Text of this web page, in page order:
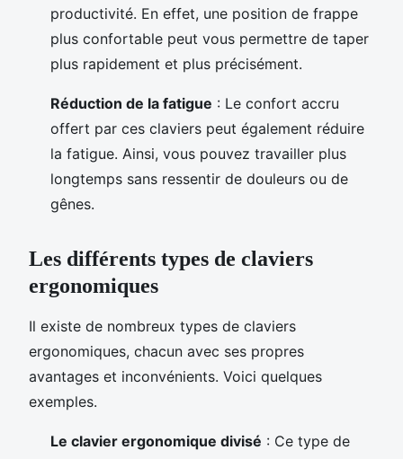
productivité. En effet, une position de frappe
plus confortable peut vous permettre de taper
plus rapidement et plus précisément.
Réduction de la fatigue : Le confort accru
offert par ces claviers peut également réduire
la fatigue. Ainsi, vous pouvez travailler plus
longtemps sans ressentir de douleurs ou de
gênes.
Les différents types de claviers
ergonomiques
Il existe de nombreux types de claviers
ergonomiques, chacun avec ses propres
avantages et inconvénients. Voici quelques
exemples.
Le clavier ergonomique divisé : Ce type de